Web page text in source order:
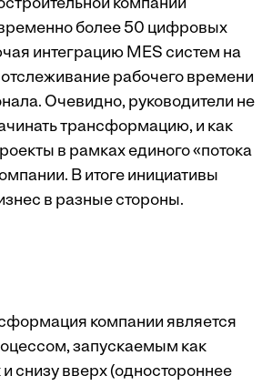
компании
более 50 цифровых
интеграцию MES систем на
рабочего времени
Очевидно, руководители не
трансформацию, и как
в рамках единого «потока
В итоге инициативы
в разные стороны.
компании является
запускаемым как
и снизу вверх (одностороннее